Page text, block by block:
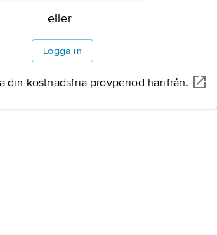
eller
Logga in
din kostnadsfria provperiod härifrån.